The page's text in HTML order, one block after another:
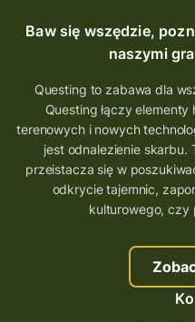
Quest Koziołek
co zobaczyć na
aplikacja gry
wielkopolskie questy
trenerzy questingu
szkolenie tworzenie
szkolenie questing
ścieżka
Baw się wszędzie,
naszymi
Questing to zabawa dla
Questing łączy
terenowych i nowych
jest odnalezienie skarbu.
przeistacza się w
odkrycie tajemnic,
kulturowego, czy